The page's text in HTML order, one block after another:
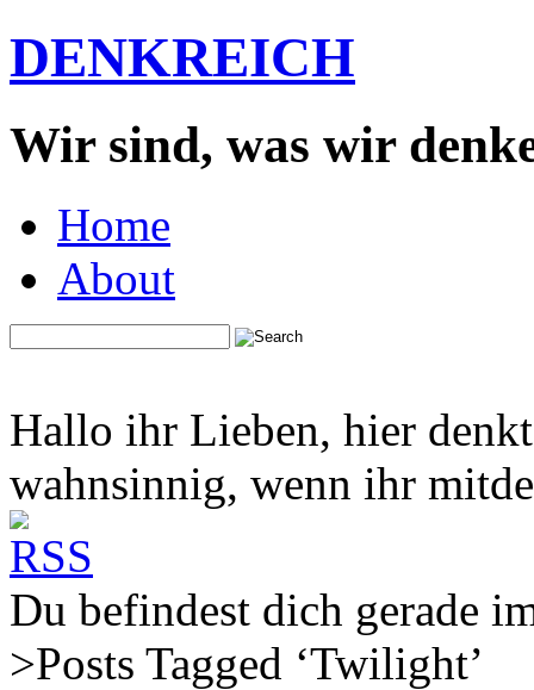
DENKREICH
Wir sind, was wir
Home
About
Hallo ihr Lieben, hier
wahnsinnig, wenn ihr
Du befindest dich gerade
>Posts Tagged ‘Twilight’